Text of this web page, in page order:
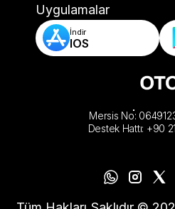
-Otomatik Sipariş Doğrulama &
Uygulamalar
İndir
IOS
Mersis No:
Destek Hattı: +90